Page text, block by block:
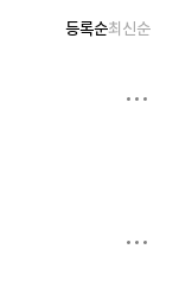
등록순최신순